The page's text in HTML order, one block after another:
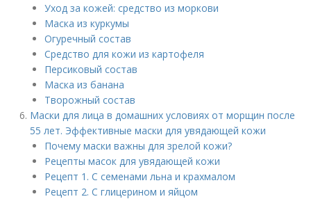
Уход за кожей: средство из моркови
Маска из куркумы
Огуречный состав
Средство для кожи из картофеля
Персиковый состав
Маска из банана
Творожный состав
Маски для лица в домашних условиях от морщин после
55 лет. Эффективные маски для увядающей кожи
Почему маски важны для зрелой кожи?
Рецепты масок для увядающей кожи
Рецепт 1. С семенами льна и крахмалом
Рецепт 2. С глицерином и яйцом